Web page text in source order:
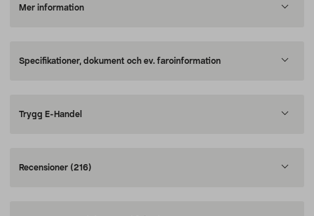
Mer information
Specifikationer, dokument och ev. faroinformation
Trygg E-Handel
Recensioner (216)